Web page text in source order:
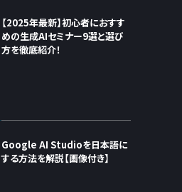
【2025年最新】初心者におすす
めの生成AIセミナー9選と選び
方を徹底紹介！
Google AI Studioを日本語に
する方法を解説【画像付き】